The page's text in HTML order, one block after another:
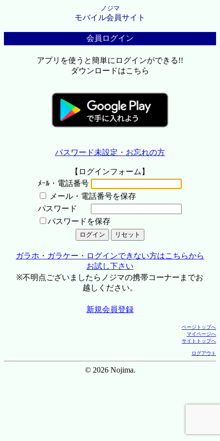
ノジマ
モバイル会員サイト
会員ログイン
アプリを使うと簡単にログインができる!!
ダウンロードはこちら
パスワード未設定・お忘れの方
【ログインフォーム】
ﾒｰﾙ・電話番号
メール・電話番号を保存
パスワード
パスワードを保存
ガラホ・ガラケー・ログインできない方はこちらから
お試し下さい
※不明点ございましたらノジマの携帯コーナーまでお
越しください。
新規会員登録
ページトップへ
マイページへ
サイトトップへ
ログアウト
© 2026 Nojima.